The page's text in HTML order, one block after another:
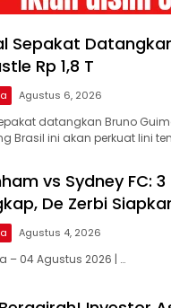
Sepakat
Rp 1,8 T
Agustus 6, 2026
datangkan Bruno
Brasil ini akan perkuat lini
vs Sydney FC:
De Zerbi
Agustus 4, 2026
– 04 Agustus 2026 | …